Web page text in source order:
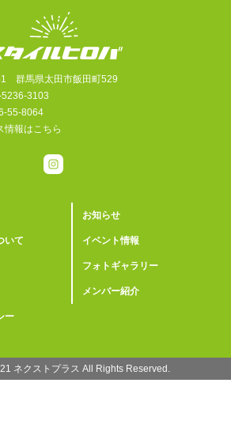
群馬県太田市飯田町529
3103
55-8064
情報はこちら
お知らせ
いて イベント情報
フォトギャラリー
メンバー紹介
ー
ネクストプラス All Rights Reserved.